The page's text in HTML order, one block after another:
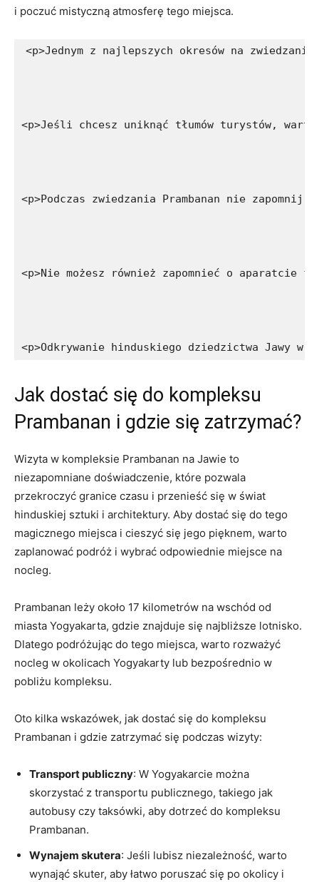
i poczuć mistyczną atmosferę tego miejsca.
<p>Jednym z najlepszych okresów na
<p>Jeśli chcesz uniknąć tłumów turystów,
<p>Podczas zwiedzania Prambanan nie
<p>Nie możesz również zapomnieć o aparatcie
<p>Odkrywanie hinduskiego dziedzictwa
Jak dostać się do kompleksu
Prambanan i gdzie się zatrzymać?
Wizyta w kompleksie Prambanan na Jawie to
niezapomniane doświadczenie, które pozwala
przekroczyć granice czasu i przenieść się w świat
hinduskiej sztuki i architektury. Aby dostać się do tego
magicznego miejsca i cieszyć się jego pięknem, warto
zaplanować podróż i wybrać odpowiednie miejsce na
nocleg.
Prambanan leży około 17 kilometrów na wschód od
miasta Yogyakarta, gdzie znajduje się najbliższe lotnisko.
Dlatego podróżując do tego miejsca, warto rozważyć
nocleg w okolicach Yogyakarty lub bezpośrednio w
pobliżu kompleksu.
Oto kilka wskazówek, jak dostać się do kompleksu
Prambanan i gdzie zatrzymać się podczas wizyty:
Transport publiczny: W Yogyakarcie można
skorzystać z transportu publicznego, takiego jak
autobusy czy taksówki, aby dotrzeć do kompleksu
Prambanan.
Wynajem skutera: Jeśli lubisz niezależność, warto
wynająć skuter, aby łatwo poruszać się po okolicy i